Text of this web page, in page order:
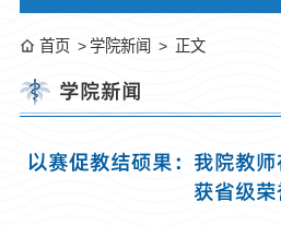
首页 学院新闻 正文
学院新闻
以赛促教结硕果：我院教
获省级